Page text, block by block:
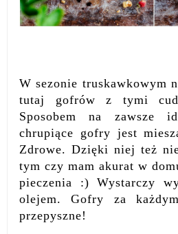
W sezonie truskawkowym
tutaj gofrów z tymi
Sposobem na zawsze
chrupiące gofry jest
Zdrowe. Dzięki niej też
tym czy mam akurat w
pieczenia :) Wystarczy
olejem. Gofry za
przepyszne!